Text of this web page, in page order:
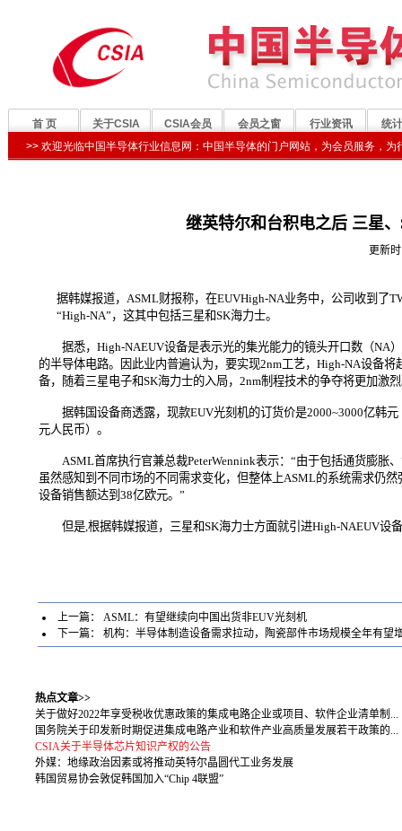
继英特尔和台积电之后 三星
更新
据韩媒报道，ASML财报称，在EUVHigh-NA业务中，公司收到了
“High-NA”，这其中包括三星和SK海力士。
据悉，High-NAEUV设备是表示光的集光能力的镜头开口数（NA）
的半导体电路。因此业内普遍认为，要实现2nm工艺，High-NA设备
备，随着三星电子和SK海力士的入局，2nm制程技术的争夺将更加激
据韩国设备商透露，现款EUV光刻机的订货价是2000~3000亿韩元
元人民币）。
ASML首席执行官兼总裁PeterWennink表示：“由于包括通货膨胀
虽然感知到不同市场的不同需求变化，但整体上ASML的系统需求仍
设备销售额达到38亿欧元。”
但是,根据韩媒报道，三星和SK海力士方面就引进High-NAEUV设
上一篇： ASML：有望继续向中国出货非EUV光刻机
下一篇： 机构：半导体制造设备需求拉动，陶瓷部件市场规模全年有望
热点文章>>
关于做好2022年享受税收优惠政策的集成电路企业或项目、软件企业清单制...
国务院关于印发新时期促进集成电路产业和软件产业高质量发展若干政策的...
CSIA关于半导体芯片知识产权的公告
外媒：地缘政治因素或将推动英特尔晶圆代工业务发展
韩国贸易协会敦促韩国加入“Chip 4联盟”